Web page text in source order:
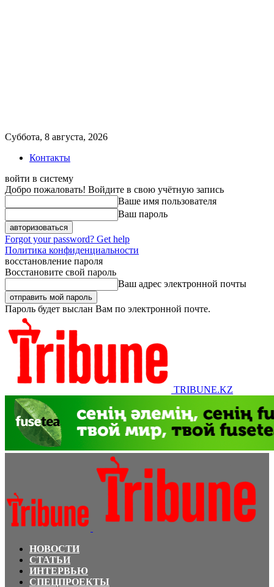
Суббота, 8 августа, 2026
Контакты
войти в систему
Добро пожаловать! Войдите в свою учётную запись
Ваше имя пользователя
Ваш пароль
Forgot your password? Get help
Политика конфиденциальности
восстановление пароля
Восстановите свой пароль
Ваш адрес электронной почты
Пароль будет выслан Вам по электронной почте.
TRIBUNE.KZ
НОВОСТИ
СТАТЬИ
ИНТЕРВЬЮ
СПЕЦПРОЕКТЫ